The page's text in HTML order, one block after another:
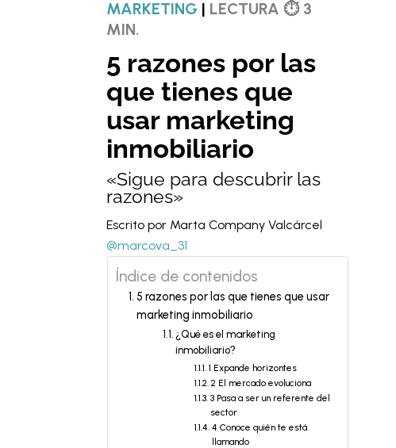
MARKETING | LECTURA ⏱ 3
MIN.
5 razones por las
que tienes que
usar marketing
inmobiliario
«Sigue para descubrir las
razones»
Escrito por Marta Company Valcárcel
@marcova_31
Índice de contenidos
5 razones por las que tienes que usar
marketing inmobiliario
¿Qué es el marketing
inmobiliario?
1 Expande horizontes
2 El mercado evoluciona
3 Pasa a ser un referente del
sector
4 Conoce quién te está
llamando